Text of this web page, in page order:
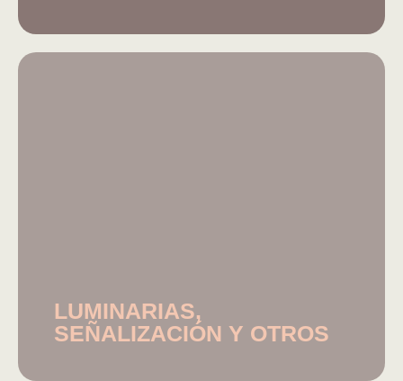
LUMINARIAS,
SEÑALIZACIÓN Y OTROS